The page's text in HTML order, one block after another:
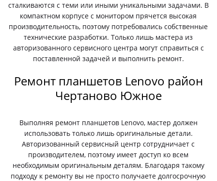
сталкиваются с теми или иными уникальными задачами. В
компактном корпусе с монитором прячется высокая
производительность, поэтому потребовались собственные
технические разработки. Только лишь мастера из
авторизованного сервисного центра могут справиться с
поставленной задачей и выполнить ремонт.
Ремонт планшетов Lenovo район
Чертаново Южное
Выполняя ремонт планшетов Lenovo, мастер должен
использовать только лишь оригинальные детали.
Авторизованный сервисный центр сотрудничает с
производителем, поэтому имеет доступ ко всем
необходимым оригинальным деталям. Благодаря такому
подходу к ремонту вы не просто получаете долгосрочную